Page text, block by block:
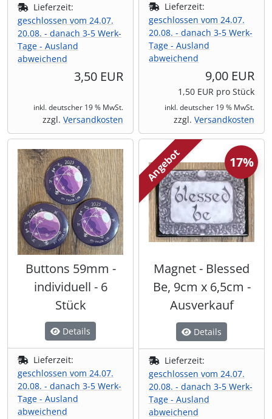
Lieferzeit:
geschlossen vom 24.07.
20.08. - danach 3-5 Werk-
Tage - Ausland
abweichend
3,50 EUR
inkl. deutscher 19 % MwSt.
zzgl. Versandkosten
Lieferzeit:
geschlossen vom 24.07.
20.08. - danach 3-5 Werk-
Tage - Ausland
abweichend
9,00 EUR
1,50 EUR pro Stück
inkl. deutscher 19 % MwSt.
zzgl. Versandkosten
Buttons 59mm -
individuell - 6
Stück
Details
Lieferzeit:
geschlossen vom 24.07.
20.08. - danach 3-5 Werk-
Tage - Ausland
abweichend
Angebot
Magnet - Blessed
Be, 9cm x 6,5cm -
Ausverkauf
Details
Lieferzeit:
geschlossen vom 24.07.
20.08. - danach 3-5 Werk-
Tage - Ausland
abweichend
17%